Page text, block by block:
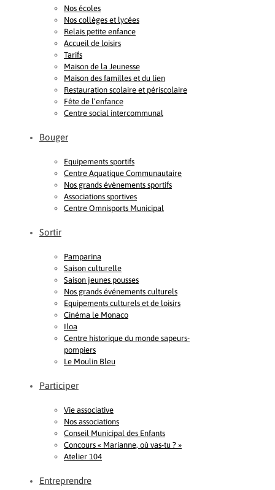
Nos écoles
Nos collèges et lycées
Relais petite enfance
Accueil de loisirs
Tarifs
Maison de la Jeunesse
Maison des familles et du lien
Restauration scolaire et périscolaire
Fête de l’enfance
Centre social intercommunal
Bouger
Equipements sportifs
Centre Aquatique Communautaire
Nos grands évènements sportifs
Associations sportives
Centre Omnisports Municipal
Sortir
Pamparina
Saison culturelle
Saison jeunes pousses
Nos grands événements culturels
Equipements culturels et de loisirs
Cinéma le Monaco
Iloa
Centre historique du monde sapeurs-
pompiers
Le Moulin Bleu
Participer
Vie associative
Nos associations
Conseil Municipal des Enfants
Concours « Marianne, où vas-tu ? »
Atelier 104
Entreprendre